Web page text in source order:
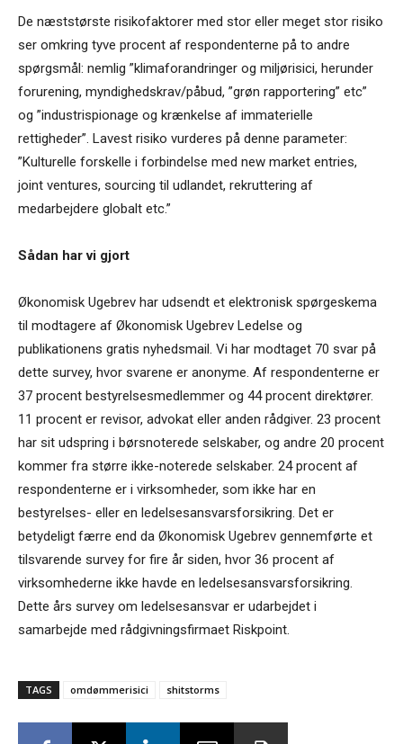
De næststørste risikofaktorer med stor eller meget stor risiko
ser omkring tyve procent af respondenterne på to andre
spørgsmål: nemlig ”klimaforandringer og miljørisici, herunder
forurening, myndighedskrav/påbud, ”grøn rapportering” etc”
og ”industrispionage og krænkelse af immaterielle
rettigheder”. Lavest risiko vurderes på denne parameter:
”Kulturelle forskelle i forbindelse med new market entries,
joint ventures, sourcing til udlandet, rekruttering af
medarbejdere globalt etc.”
Sådan har vi gjort
Økonomisk Ugebrev har udsendt et elektronisk spørgeskema
til modtagere af Økonomisk Ugebrev Ledelse og
publikationens gratis nyhedsmail. Vi har modtaget 70 svar på
dette survey, hvor svarene er anonyme. Af respondenterne er
37 procent bestyrelsesmedlemmer og 44 procent direktører.
11 procent er revisor, advokat eller anden rådgiver. 23 procent
har sit udspring i børsnoterede selskaber, og andre 20 procent
kommer fra større ikke-noterede selskaber. 24 procent af
respondenterne er i virksomheder, som ikke har en
bestyrelses- eller en ledelsesansvarsforsikring. Det er
betydeligt færre end da Økonomisk Ugebrev gennemførte et
tilsvarende survey for fire år siden, hvor 36 procent af
virksomhederne ikke havde en ledelsesansvarsforsikring.
Dette års survey om ledelsesansvar er udarbejdet i
samarbejde med rådgivningsfirmaet Riskpoint.
TAGS omdømmerisici shitstorms